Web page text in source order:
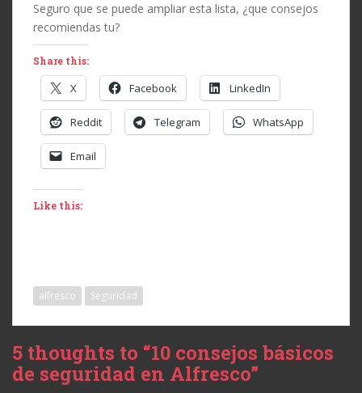
Seguro que se puede ampliar esta lista, ¿que consejos
recomiendas tu?
Share this:
X Facebook LinkedIn
Reddit Telegram WhatsApp
Email
Like this:
alfresco Seguridad
5 thoughts to “10 consejos básicos
de seguridad en Alfresco”